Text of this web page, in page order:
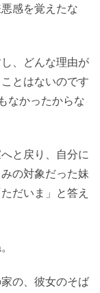
感を覚えたな
、どんな理由が
とはないのです
なかったからな
と戻り、自分に
の対象だった妹
だいま」と答え
の、彼女のそば